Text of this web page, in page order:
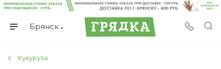
Брянск
Кукуруза